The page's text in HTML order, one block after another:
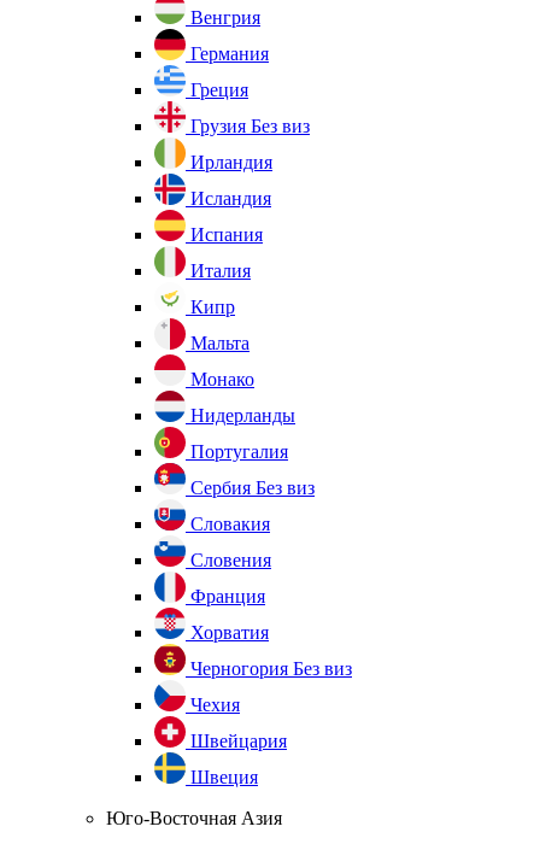
Венгрия
Германия
Греция
Грузия Без виз
Ирландия
Исландия
Испания
Италия
Кипр
Мальта
Монако
Нидерланды
Португалия
Сербия Без виз
Словакия
Словения
Франция
Хорватия
Черногория Без виз
Чехия
Швейцария
Швеция
Юго-Восточная Азия